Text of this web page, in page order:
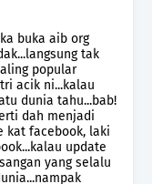
buka aib org
tak
popular
acik ni...kalau
dunia tahu...bab!
dah menjadi
kat facebook, laki
update
yang selalu